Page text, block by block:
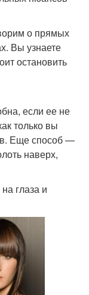
о прямых
Вы узнаете
остановить
если ее не
только вы
Еще способ —
наверх,
глаза и